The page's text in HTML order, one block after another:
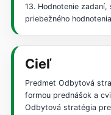
13. Hodnotenie zadaní,
priebežného
Cieľ
Predmet Odbytová
formou prednášok a
Odbytová stratégia